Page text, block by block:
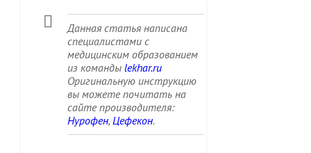
Данная статья написана
специалистами с
медицинским образованием
из команды lekhar.ru
Оригинальную инструкцию
вы можете почитать на
сайте производителя:
Нурофен, Цефекон.